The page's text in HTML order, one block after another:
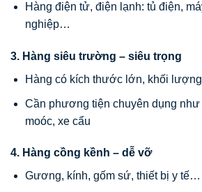
Hàng điện tử, điện lạnh: tủ điện,
nghiệp…
3. Hàng siêu trường – siêu trọng
Hàng có kích thước lớn, khối
Cần phương tiện chuyên dụng như
moóc, xe cẩu
4. Hàng cồng kềnh – dễ vỡ
Gương, kính, gốm sứ, thiết bị y tế…